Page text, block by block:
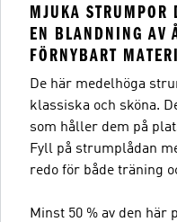
MJUKA STRUMPOR
EN BLANDNING AV
FÖRNYBART
De här medelhöga
klassiska och sköna.
som håller dem på
Fyll på strumplådan
redo för både träning
Minst 50 % av den här